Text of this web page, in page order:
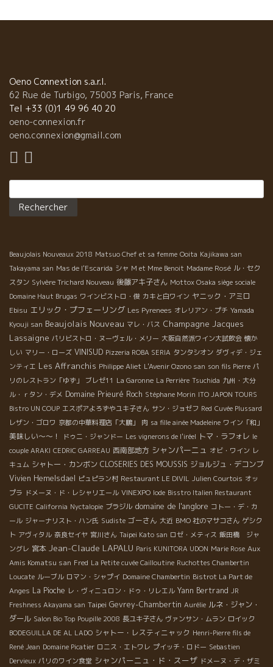
Oeno Connextion s.a.r.l.
62 Rue de Turbigo, 75003 Paris, France
Tel +33 (0)1 49 96 40 20
oeno-connexion.fr
oeno.connexion@gmail.com
Beaujolais Nouveaux 2018 Matsuo Chef et sa femme Ooita Kajikawa san
Takayama san Mas de l'Escarida シャ M et Mme Benoit Madame Rosé ル・セク
スタン Sylvère Trichard Nouveau 後藤アキ子さん Mottox Osaka siège sociale
Domaine Haut Brugas ワインビストロ・俊 カキと白ワイン ヤニック・アミロ
Ebisu エリック・プフェーリング Les Pyrenees オレリアン・プチ Yamada
Kyouji san Beaujolais Nouveau マレ・バス Champagne Jacques
Lassaigne パリビストロ・ヌーヴェル・メリー 大阪自然派ワイン大試飲会 懐か
しい マリー・ローズ VINISUD Pizzeria ROBA SERIA タンタシオン ダヴィデ・ジェ
ンティエ Les Affranchis Philippe Aliet L'Avenir Ozono san son fils Pierre パ
リのレストラン「ゆず」
ブレゼ11 La Garonne La Perrière Tsuchida 九州・大分
ル・ｒタン・デメ Domaine Prieuré Roch Stéphane Morin ITO JAPON TOURS
Bistro UN COUP エスポアよろずやユキ子さん サン・ジョゼフ Red Cuvée Plussard
レザン・ゴロワ 京都の中華料理店「大鵬」 肉 sa fille ainée Madeleine ワイン「和」
美味しい～～！ ドゥニ・ジャンドー Les vignerons de l'iréel トマ・ラフォレ le
couple ARAKI CEDRIC GARREAU 西南部地方 シャンパーニュ オビ・ワイン レ
キュム シャトー・カンボン CLOSERIES DES MOUSSIS ジョルジュ・デコンブ
Vivien Hemelsdael ピュピラン村 Restaurant LE DIVIL Julien Courtois オッ
プラ ドメーヌ・ド・レシャリエール VINEXPO Iode Bisstro Italien Restaurant
GUCITE California Nyctalopie ブラジル domaine de l'anglore コトー・デ・カ
ール ジャーナリスト・ハン氏 Sudiste ゴーさん 大近 BMO 社のマサコさん ゲシク
ト アヴィタル 奈良セイヤ 宮川さん Taipei Kato san ロゼ・メティス 飯田橋 ジャ
ングレ 宮本 Jean-Claude LAPALU Paris KUNITORA UDON Marie Rose Aux
Amis Komatsu san Fred La Petite cuvée Cailloutine Ruchottes Chambertin
Loucate ルーブル ロマン・シャプイ Domaine Chambertin Bistrot La Part de
Anges La Pioche レ・ヴィニュロン・ドゥ・リレエル Yann Bertrand JR
Freshness Akayama san Taipei Gevrey-Chambertin Aurélie ルネ・ジャン・
ダール Salon Bio Top Poupille 2008 長ユキ子さん ヴァンサン・ムラン ロイック
BODEGUILLA DE AL LADO シャトー・レスティニャック Henri-Pierre fils de
René Jean Domaine Picatier ロニス・エトワレ プイッチ・ロドー Sebastien
Dervieux パリのワイン食堂 シャンパーニュ・ド・スーザ ドメーヌ・デ・ザミ